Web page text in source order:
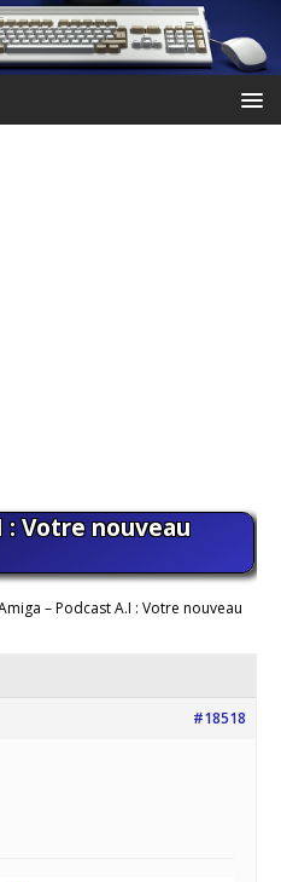
: Votre nouveau
– Podcast A.I : Votre nouveau
#18518